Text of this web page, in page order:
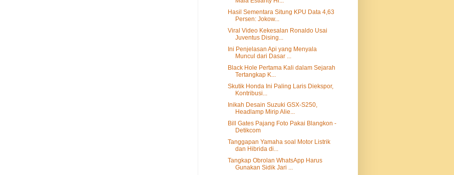
Hasil Sementara Situng KPU Data 4,63
Persen: Jokow...
Viral Video Kekesalan Ronaldo Usai
Juventus Dising...
Ini Penjelasan Api yang Menyala
Muncul dari Dasar ...
Black Hole Pertama Kali dalam Sejarah
Tertangkap K...
Skutik Honda Ini Paling Laris Diekspor,
Kontribusi...
Inikah Desain Suzuki GSX-S250,
Headlamp Mirip Alie...
Bill Gates Pajang Foto Pakai Blangkon -
Detikcom
Tanggapan Yamaha soal Motor Listrik
dan Hibrida di...
Tangkap Obrolan WhatsApp Harus
Gunakan Sidik Jari ...